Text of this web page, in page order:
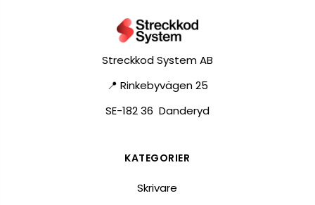
Streckkod System AB
📍 Rinkebyvägen 25
SE-182 36 Danderyd
KATEGORIER
Skrivare